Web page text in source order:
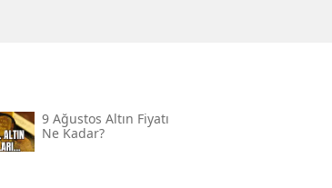
9 Ağustos Altın Fiyatı
Ne Kadar?